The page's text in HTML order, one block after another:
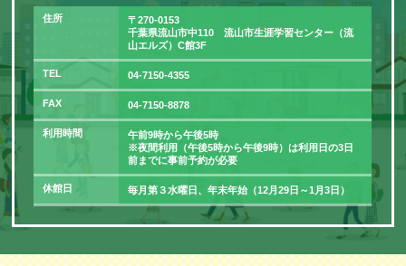
住所
〒270-0153
千葉県流山市中110 流山市生涯学習センター（流
山エルズ）C館3F
TEL 04-7150-4355
FAX 04-7150-8878
利用時間
午前9時から午後5時
※夜間利用（午後5時から午後9時）は利用日の3日
前までに事前予約が必要
休館日 毎月第３水曜日、年末年始（12月29日～1月3日）